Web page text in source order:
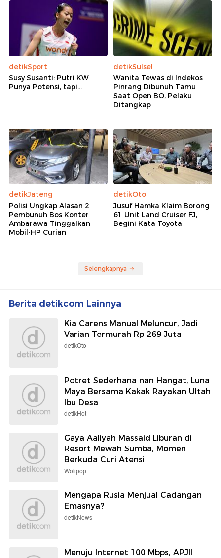
detikSport
Susy Susanti: Putri KW
Punya Potensi, tapi...
detikSulsel
Wanita Tewas di Indekos
Pinrang Dibunuh Tamu
Saat Open BO, Pelaku
Ditangkap
detikJateng
Polisi Ungkap Alasan 2
Pembunuh Bos Konter
Ambarawa Tinggalkan
Mobil-HP Curian
detikOto
Jusuf Hamka Klaim Borong
61 Unit Land Cruiser FJ,
Begini Kata Toyota
Selengkapnya
Berita detikcom Lainnya
Kia Carens Manual Meluncur, Jadi
Varian Termurah Rp 269 Juta
detikOto
Potret Sederhana nan Hangat, Luna
Maya Bersama Kakak Rayakan Ultah
Ibu Desa
detikHot
Gaya Aaliyah Massaid Liburan di
Resort Mewah Sumba, Momen
Berkuda Curi Atensi
Wolipop
Mengapa Rusia Menjual Cadangan
Emasnya?
detikNews
Menuju Internet 100 Mbps, APJII